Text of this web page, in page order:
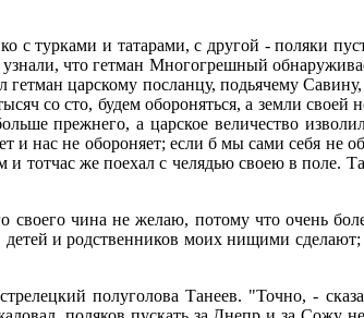
с турками и татарами, с другой - поляки
что гетман Многогрешный
царскому посланцу, подьячему
со сто, будем обороняться, а земли своей
прежнего, а царское величество
и нас не обороняет; если б мы сами себя не
тотчас же поехал с челядью своею в поле.
чина не желаю, потому что очень
и родственников моих нищими
полуголова Танеев. "Точно, -